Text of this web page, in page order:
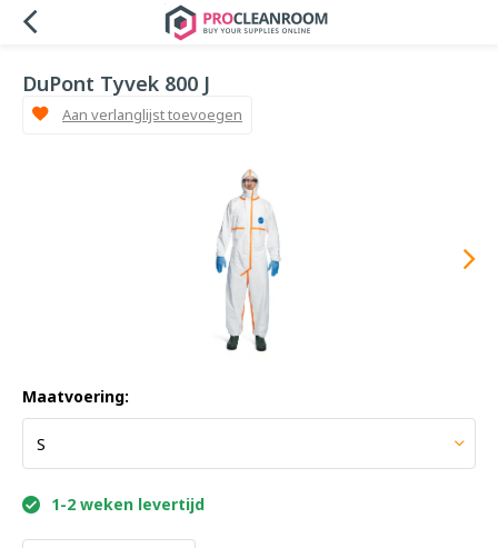
DuPont Tyvek 800 J
Aan verlanglijst toevoegen
Maatvoering:
1-2 weken levertijd